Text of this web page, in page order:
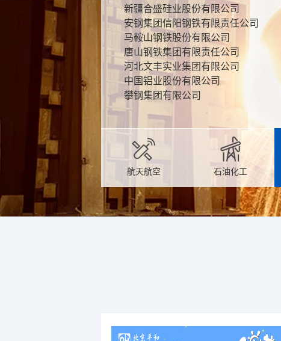
航天航空 石油化工
中国航空工业集团有限公司
零壹空间科技集团有限公司
蓝箭航天空间科技股份有限公司
中国石油天然气集团有限公司
中国石油化工集团有限公司
中国海洋石油集团有限公司
神华榆林能源化工有限公司
淄博齐翔腾达化工股份有限公司
中国铝业股份有限公司
中昊晨光化工研究院有限公司
中煤鄂尔多斯能源化工有限公司
山东金诚重油化工有限公司
宁夏大地循环发展股份有限公司
新疆合盛硅业股份有限公司
安钢集团信阳钢铁有限责任公司
马鞍山钢铁股份有限公司
唐山钢铁集团有限责任公司
河北文丰实业集团有限公司
中国铝业股份有限公司
攀钢集团有限公司
中船集团
中国船舶重工集团有限公司
上海泷洋船舶科技有限公司
北京地铁十号线投资有限责任公司
宁夏危险废物和医疗废物处置中心
山东圣泉新材料股份有限公司
辽宁北方玻璃机械股份有限公司
唐山市曹妃甸供水有限责任公司
中铁十八局集团有限公司
百济神州（北京）生物科技有限公司
重庆智飞生物制品股份有限公司
华兰生物工程股份有限公司
深圳康泰生物制品股份有限公司
云南沃森生物技术股份有限公司